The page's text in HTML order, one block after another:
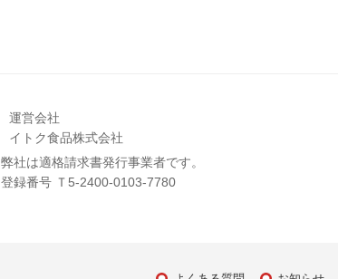
運営会社
イトク食品株式会社
弊社は適格請求書発行事業者です。
登録番号 Ｔ5-2400-0103-7780